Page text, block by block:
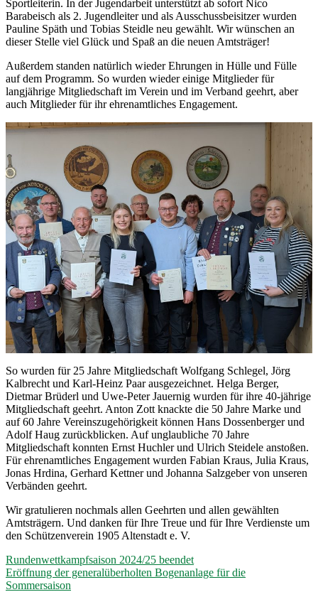
Sportleiterin. In der Jugendarbeit unterstützt ab sofort Nico
Barabeisch als 2. Jugendleiter und als Ausschussbeisitzer wurden
Pauline Späth und Tobias Steidle neu gewählt. Wir wünschen an
dieser Stelle viel Glück und Spaß an die neuen Amtsträger!
Außerdem standen natürlich wieder Ehrungen in Hülle und Fülle
auf dem Programm. So wurden wieder einige Mitglieder für
langjährige Mitgliedschaft im Verein und im Verband geehrt, aber
auch Mitglieder für ihr ehrenamtliches Engagement.
So wurden für 25 Jahre Mitgliedschaft Wolfgang Schlegel, Jörg
Kalbrecht und Karl-Heinz Paar ausgezeichnet. Helga Berger,
Dietmar Brüderl und Uwe-Peter Jauernig wurden für ihre 40-jährige
Mitgliedschaft geehrt. Anton Zott knackte die 50 Jahre Marke und
auf 60 Jahre Vereinszugehörigkeit können Hans Dossenberger und
Adolf Haug zurückblicken. Auf unglaubliche 70 Jahre
Mitgliedschaft konnten Ernst Huchler und Ulrich Steidele anstoßen.
Für ehrenamtliches Engagement wurden Fabian Kraus, Julia Kraus,
Jonas Hrdina, Gerhard Kettner und Johanna Salzgeber von unseren
Verbänden geehrt.
Wir gratulieren nochmals allen Geehrten und allen gewählten
Amtsträgern. Und danken für Ihre Treue und für Ihre Verdienste um
den Schützenverein 1905 Altenstadt e. V.
Beitragsnavigation
Rundenwettkampfsaison 2024/25 beendet
Eröffnung der generalüberholten Bogenanlage für die
Sommersaison